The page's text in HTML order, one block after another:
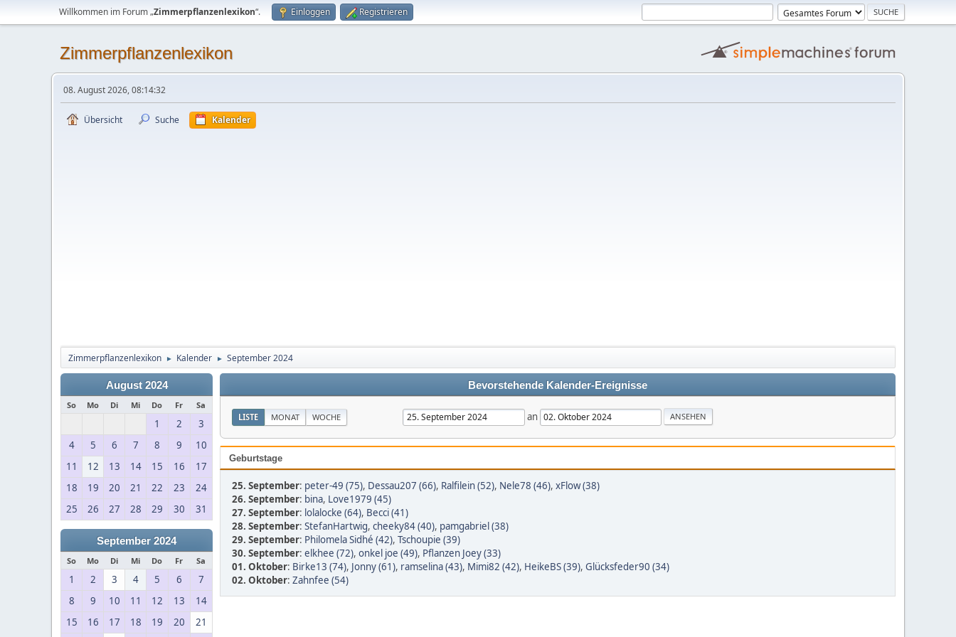
Willkommen im Forum „Zimmerpflanzenlexikon“. Einloggen Registrieren
Zimmerpflanzenlexikon
08. August 2026, 08:14:32
Übersicht Suche Kalender
Zimmerpflanzenlexikon ► Kalender ► September 2024
August 2024
So Mo Di Mi Do Fr Sa
1 2
3
4
5 6 7 8 9
10
11
12 13 14 15 16
17
18
19 20 21 22 23
24
25
26 27 28 29 30 31
September 2024
So Mo Di Mi Do Fr Sa
1 2 3 4 5 6
7
8
9 10 11 12 13
14
15
16 17 18 19 20 21
Bevorstehende Kalender-Ereignisse
LISTE MONAT WOCHE an
Geburtstage
25. September: peter-49 (75), Dessau207 (66), Ralfilein (52), Nele78 (46), xFlow (38)
26. September: bina, Love1979 (45)
27. September: lolalocke (64), Becci (41)
28. September: StefanHartwig, cheeky84 (40), pamgabriel (38)
29. September: Philomela Sidhé (42), Tschoupie (39)
30. September: elkhee (72), onkel joe (49), Pflanzen Joey (33)
01. Oktober: Birke13 (74), Jonny (61), ramselina (43), Mimi82 (42), HeikeBS (39), Glücksfeder90 (34)
02. Oktober: Zahnfee (54)